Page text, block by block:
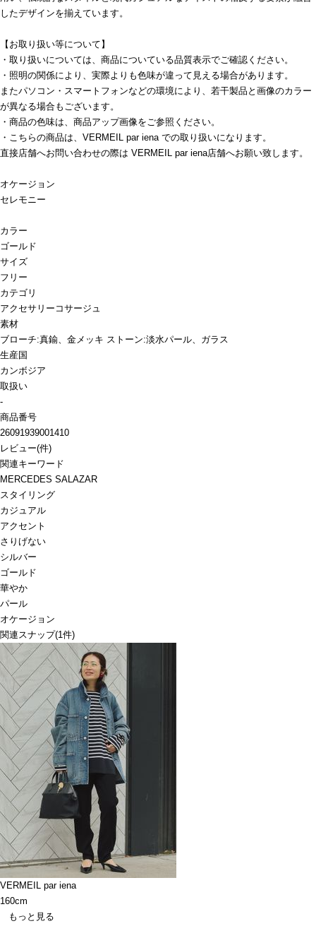
したデザインを揃えています。
【お取り扱い等について】
・取り扱いについては、商品についている品質表示でご確認ください。
・照明の関係により、実際よりも色味が違って見える場合があります。
またパソコン・スマートフォンなどの環境により、若干製品と画像のカラー
が異なる場合もございます。
・商品の色味は、商品アップ画像をご参照ください。
・こちらの商品は、VERMEIL par iena での取り扱いになります。
直接店舗へお問い合わせの際は VERMEIL par iena店舗へお願い致します。
オケージョン
セレモニー
カラー
ゴールド
サイズ
フリー
カテゴリ
アクセサリー コサージュ
素材
ブローチ:真鍮、金メッキ ストーン:淡水パール、ガラス
生産国
カンボジア
取扱い
-
商品番号
26091939001410
レビュー(件)
関連キーワード
MERCEDES SALAZAR
スタイリング
カジュアル
アクセント
さりげない
シルバー
ゴールド
華やか
パール
オケージョン
関連スナップ(1件)
VERMEIL par iena
160cm
もっと見る